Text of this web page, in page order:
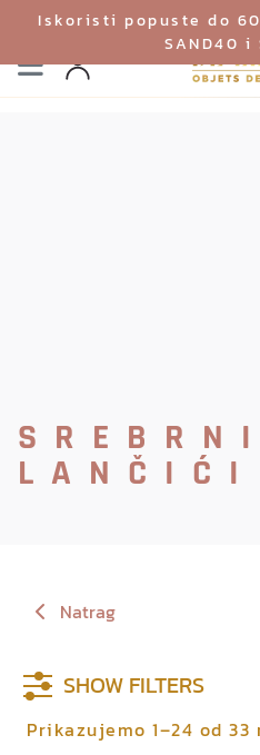
Iskoristi popuste do
SAND40 i
Izbornik
Profil
SREBRNI
LANČIĆI
Natrag
SHOW FILTERS
Prikazujemo 1–24 od